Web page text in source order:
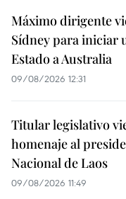
Máximo dirigente
Sídney para iniciar
Estado a Australia
09/08/2026 12:31
Titular legislativo
homenaje al
Nacional de Laos
09/08/2026 11:49